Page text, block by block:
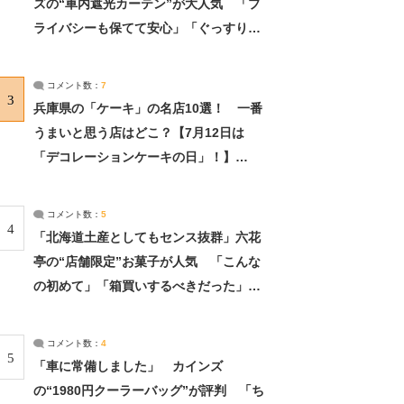
ズの“車内遮光カーテン”が大人気 「プ
ライバシーも保てて安心」「ぐっすり眠
3
コメント数： 7
兵庫県の「ケーキ」の名店10選！ 一番
うまいと思う店はどこ？【7月12日は
「デコレーションケーキの日」！】
4
コメント数： 5
「北海道土産としてもセンス抜群」六花
亭の“店舗限定”お菓子が人気 「こんな
の初めて」「箱買いするべきだった」
5
コメント数： 4
「車に常備しました」 カインズ
の“1980円クーラーバッグ”が評判 「ち